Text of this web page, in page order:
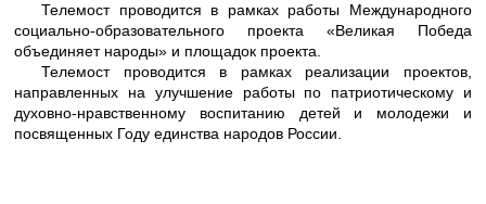
Телемост проводится в рамках работы Международного
социально-образовательного проекта «Великая Победа
объединяет народы» и площадок проекта.
Телемост проводится в рамках реализации проектов,
направленных на улучшение работы по патриотическому и
духовно-нравственному воспитанию детей и молодежи и
посвященных Году единства народов России.